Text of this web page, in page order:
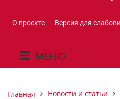
О проекте Версия для
МЕНЮ
Главная Новости и статьи